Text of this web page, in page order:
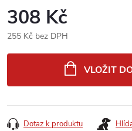
308 Kč
255 Kč bez DPH
VLOŽIT
Dotaz k produktu